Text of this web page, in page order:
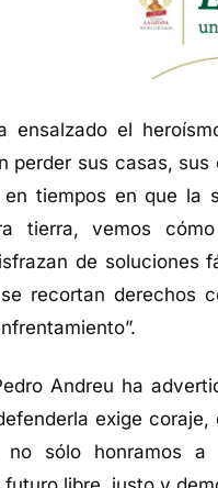
ensalzado el
perder sus casas,
en tiempos en que
tierra, vemos
de soluciones
recortan derechos
Andreu ha
exige
no sólo honramos